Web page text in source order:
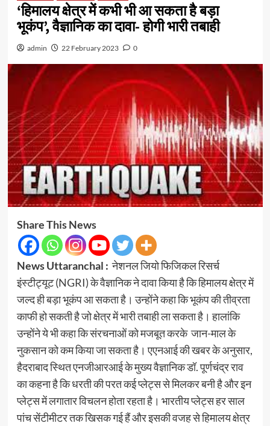
‘हिमालय क्षेत्र में कभी भी आ सकता है बड़ा
भूकंप’, वैज्ञानिक का दावा- होगी भारी तबाही
admin 22 February 2023 0
Share This News
News Uttaranchal :नेशनल जियो फिजिकल रिसर्च
इंस्टीट्यूट (NGRI) के वैज्ञानिक ने दावा किया है कि हिमालय क्षेत्र में
जल्द ही बड़ा भूकंप आ सकता है। उन्होंने कहा कि भूकंप की तीव्रता
काफी हो सकती है जो क्षेत्र में भारी तबाही ला सकता है। हालांकि
उन्होंने ये भी कहा कि संरचनाओं को मजबूत करके जान-माल के
नुकसान को कम किया जा सकता है। एएनआई की खबर के अनुसार,
हैदराबाद स्थित एनजीआरआई के मुख्य वैज्ञानिक डॉ. पूर्णचंद्र राव
का कहना है कि धरती की परत कई प्लेट्स से मिलकर बनी है और इन
प्लेट्स में लगातार विचलन होता रहता है। भारतीय प्लेट्स हर साल
पांच सेंटीमीटर तक खिसक गई हैं और इसकी वजह से हिमालय क्षेत्र